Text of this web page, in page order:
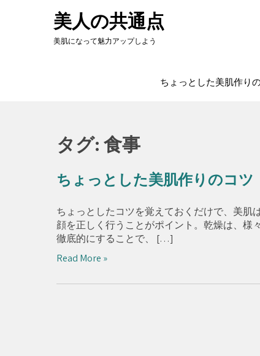
美人の共通点
美肌になって魅力アップしよう
ちょっとした美肌作り
タグ: 食事
ちょっとした美肌作りのコツ
ちょっとしたコツを覚えておくだけで、美肌
顔を正しく行うことがポイント。乾燥は、様
徹底的にすることで、 […]
Read More »